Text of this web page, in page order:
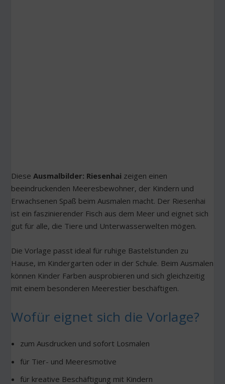
DieseAusmalbilder: Riesenhai zeigen einen
beeindruckenden Meeresbewohner, der Kindern und
Erwachsenen Spaß beim Ausmalen macht. Der Riesenhai
ist ein faszinierender Fisch aus dem Meer und eignet sich
gut für alle, die Tiere und Unterwasserwelten mögen.
Die Vorlage passt ideal für ruhige Bastelstunden zu
Hause, im Kindergarten oder in der Schule. Beim Ausmalen
können Kinder Farben ausprobieren und sich gleichzeitig
mit einem besonderen Meerestier beschäftigen.
Wofür eignet sich die Vorlage?
zum Ausdrucken und sofort Losmalen
für Tier- und Meeresmotive
für kreative Beschäftigung mit Kindern